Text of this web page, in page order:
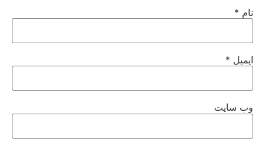
نام *
ایمیل *
وب‌ سایت